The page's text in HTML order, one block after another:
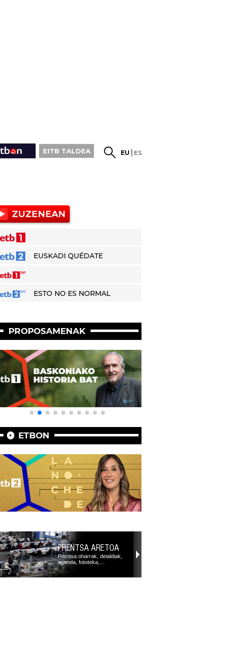
EITB TALDEA EU ES
EUSKADI QUÉDATE
ESTO NO ES NORMAL
PROPOSAMENAK
ETBON
PRENTSA ARETOA
Prentsa oharrak, deialdiak,
agenda, fototeka,…